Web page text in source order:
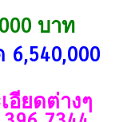
บาท
อียดต่างๆ